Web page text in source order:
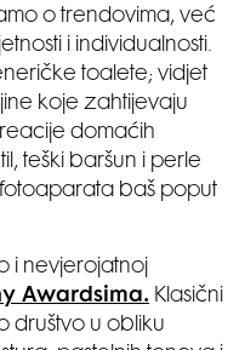
o trendovima, već
i individualnosti.
toalete; vidjet
koje zahtijevaju
domaćih
teški baršun i perle
baš poput
i nevjerojatnoj
Awardsima. Klasični
društvo u obliku